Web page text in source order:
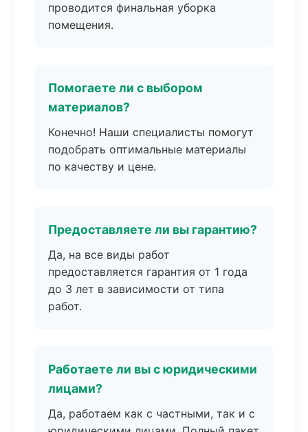
проводится финальная уборка
помещения.
Помогаете ли с выбором
материалов?
Конечно! Наши специалисты помогут
подобрать оптимальные материалы
по качеству и цене.
Предоставляете ли вы гарантию?
Да, на все виды работ
предоставляется гарантия от 1 года
до 3 лет в зависимости от типа
работ.
Работаете ли вы с юридическими
лицами?
Да, работаем как с частными, так и с